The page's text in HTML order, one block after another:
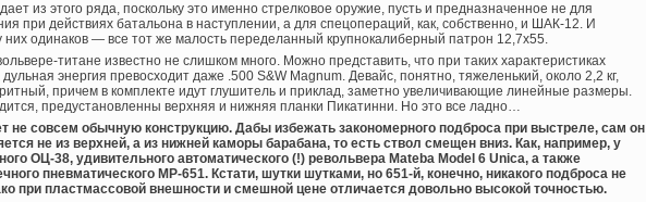
из этого ряда, поскольку это именно стрелковое оружие, пусть и предназначенное не для
при действиях батальона в наступлении, а для спецопераций, как, собственно, и ШАК-12. И
них одинаков — все тот же малость переделанный крупнокалиберный патрон 12,7х55.
титане известно не слишком много. Можно представить, что при таких характеристиках
энергия превосходит даже .500 S&W Magnum. Девайс, понятно, тяжеленький, около 2,2 кг,
причем в комплекте идут глушитель и приклад, заметно увеличивающие линейные размеры.
предустановленны верхняя и нижняя планки Пикатинни. Но это все ладно…
не совсем обычную конструкцию. Дабы избежать закономерного подброса при выстреле, сам он
не из верхней, а из нижней каморы барабана, то есть ствол смещен вниз. Как, например, у
ОЦ-38, удивительного автоматического (!) револьвера Mateba Model 6 Unica, а также
пневматического МР-651. Кстати, шутки шутками, но 651-й, конечно, никакого подброса не
при пластмассовой внешности и смешной цене отличается довольно высокой точностью.